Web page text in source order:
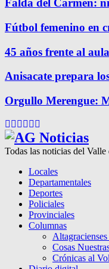
Falda del Carmen:
Fútbol femenino en
45 años frente al
Anisacate prepara
Orgullo Merengue:
Facebook
Twitter
Instagram
Pinterest
Google
Todas las noticias del Valle
Locales
Departamentales
Deportes
Policiales
Provinciales
Columnas
Cosas
Crónicas al